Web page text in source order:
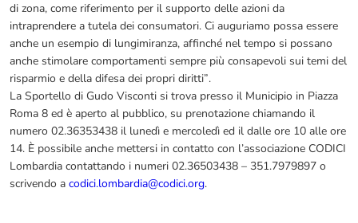
di zona, come riferimento per il supporto delle azioni da
intraprendere a tutela dei consumatori. Ci auguriamo possa essere
anche un esempio di lungimiranza, affinché nel tempo si possano
anche stimolare comportamenti sempre più consapevoli sui temi del
risparmio e della difesa dei propri diritti”.
La Sportello di Gudo Visconti si trova presso il Municipio in Piazza
Roma 8 ed è aperto al pubblico, su prenotazione chiamando il
numero 02.36353438 il lunedì e mercoledì ed il dalle ore 10 alle ore
14. È possibile anche mettersi in contatto con l’associazione CODICI
Lombardia contattando i numeri 02.36503438 – 351.7979897 o
scrivendo a codici.lombardia@codici.org(opens in a new tab)
.